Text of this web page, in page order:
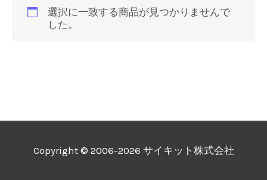
選択に一致する商品が見つかりませんで
した。
Copyright © 2006-2026 サイキット株式会社